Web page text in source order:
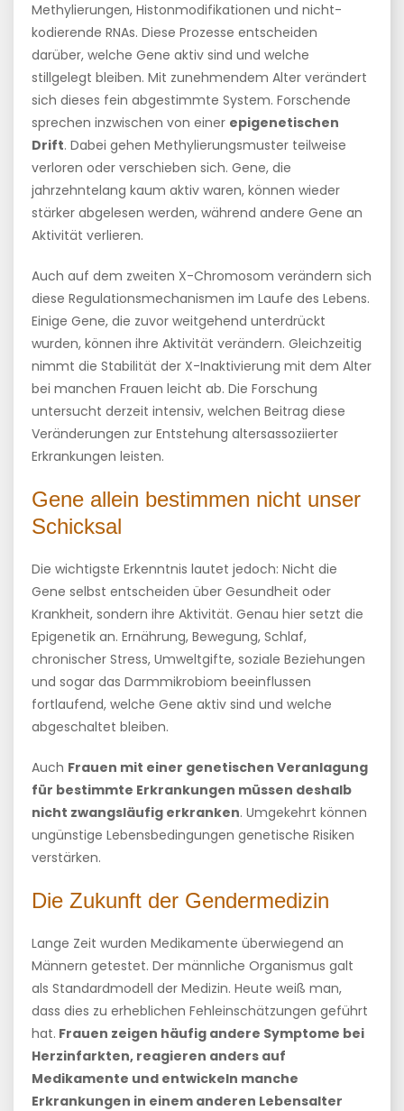
Methylierungen, Histonmodifikationen und nicht-
kodierende RNAs. Diese Prozesse entscheiden
darüber, welche Gene aktiv sind und welche
stillgelegt bleiben. Mit zunehmendem Alter verändert
sich dieses fein abgestimmte System. Forschende
sprechen inzwischen von einer epigenetischen
Drift. Dabei gehen Methylierungsmuster teilweise
verloren oder verschieben sich. Gene, die
jahrzehntelang kaum aktiv waren, können wieder
stärker abgelesen werden, während andere Gene an
Aktivität verlieren.
Auch auf dem zweiten X-Chromosom verändern sich
diese Regulationsmechanismen im Laufe des Lebens.
Einige Gene, die zuvor weitgehend unterdrückt
wurden, können ihre Aktivität verändern. Gleichzeitig
nimmt die Stabilität der X-Inaktivierung mit dem Alter
bei manchen Frauen leicht ab. Die Forschung
untersucht derzeit intensiv, welchen Beitrag diese
Veränderungen zur Entstehung altersassoziierter
Erkrankungen leisten.
Gene allein bestimmen nicht unser
Schicksal
Die wichtigste Erkenntnis lautet jedoch: Nicht die
Gene selbst entscheiden über Gesundheit oder
Krankheit, sondern ihre Aktivität. Genau hier setzt die
Epigenetik an. Ernährung, Bewegung, Schlaf,
chronischer Stress, Umweltgifte, soziale Beziehungen
und sogar das Darmmikrobiom beeinflussen
fortlaufend, welche Gene aktiv sind und welche
abgeschaltet bleiben.
Auch Frauen mit einer genetischen Veranlagung
für bestimmte Erkrankungen müssen deshalb
nicht zwangsläufig erkranken. Umgekehrt können
ungünstige Lebensbedingungen genetische Risiken
verstärken.
Die Zukunft der Gendermedizin
Lange Zeit wurden Medikamente überwiegend an
Männern getestet. Der männliche Organismus galt
als Standardmodell der Medizin. Heute weiß man,
dass dies zu erheblichen Fehleinschätzungen geführt
hat. Frauen zeigen häufig andere Symptome bei
Herzinfarkten, reagieren anders auf
Medikamente und entwickeln manche
Erkrankungen in einem anderen Lebensalter